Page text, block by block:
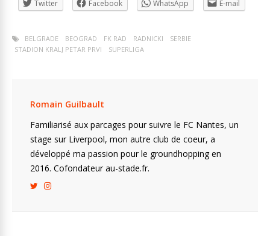
Twitter Facebook WhatsApp E-mail
BELGRADE BEOGRAD FK RAD RADNICKI
SERBIE
STADION KRALJ PETAR PRVI
SUPERLIGA
Romain Guilbault
Familiarisé aux parcages pour suivre le FC Nantes, un
stage sur Liverpool, mon autre club de coeur, a
développé ma passion pour le groundhopping en
2016. Cofondateur au-stade.fr.